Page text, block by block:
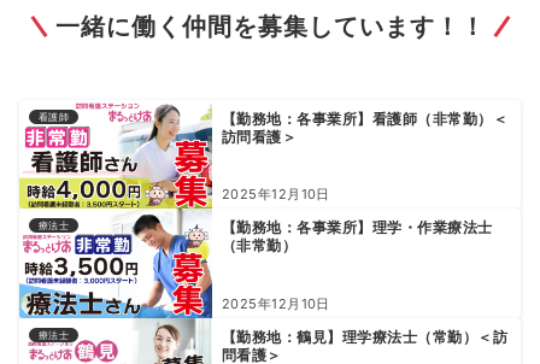
一緒に働く仲間を募集しています！！
看護師
【勤務地：各事業所】看護師（非常勤）＜
訪問看護＞
2025年12月10日
療法士
【勤務地：各事業所】理学・作業療法士
（非常勤）
2025年12月10日
療法士
【勤務地：鶴見】理学療法士（常勤）＜訪
問看護＞